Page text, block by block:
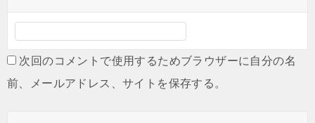
次回のコメントで使用するためブラウザーに自分の名
前、メールアドレス、サイトを保存する。